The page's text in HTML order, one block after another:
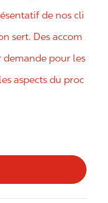
de nos cli
sert. Des accom
demande pour les
aspects du proc